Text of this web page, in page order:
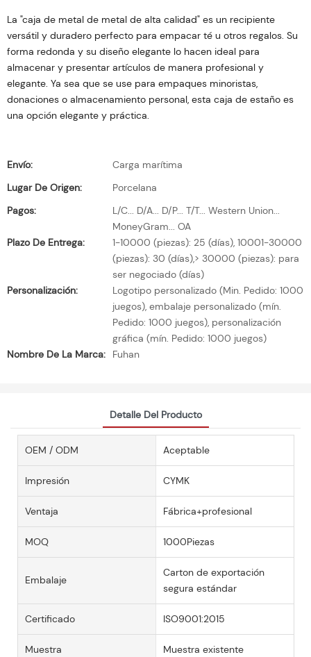
La "caja de metal de metal de alta calidad" es un recipiente
versátil y duradero perfecto para empacar té u otros regalos. Su
forma redonda y su diseño elegante lo hacen ideal para
almacenar y presentar artículos de manera profesional y
elegante. Ya sea que se use para empaques minoristas,
donaciones o almacenamiento personal, esta caja de estaño es
una opción elegante y práctica.
Envío:
Carga marítima
Lugar De Origen:
Porcelana
Pagos:
L/C... D/A... D/P... T/T... Western Union...
MoneyGram... OA
Plazo De Entrega:
1-10000 (piezas): 25 (días), 10001-30000
(piezas): 30 (días),> 30000 (piezas): para
ser negociado (días)
Personalización:
Logotipo personalizado (Min. Pedido: 1000
juegos), embalaje personalizado (mín.
Pedido: 1000 juegos), personalización
gráfica (mín. Pedido: 1000 juegos)
Nombre De La Marca:
Fuhan
Detalle Del Producto
OEM / ODM Aceptable
Impresión CYMK
Ventaja Fábrica+profesional
MOQ 1000Piezas
Embalaje
Carton de exportación
segura estándar
Certificado ISO9001:2015
Muestra Muestra existente